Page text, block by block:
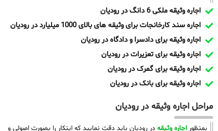
اجاره وثیقه ملکی 6 دانگ در رودیان
اجاره سند کارخانجات برای وثیقه های بالای 1000 میلیارد در رودیان
اجاره وثیقه برای دادسرا و دادگاه در رودیان
اجاره وثیقه برای تعزیرات در رودیان
اجاره وثیقه برای گمرک در رودیان
اجاره وثیقه برای بانک در رودیان
مراحل اجاره وثیقه در رودیان
بمنظور اجاره وثیقه در رودیان باید دقت نمایید که اینکار را بصورت اصولی و